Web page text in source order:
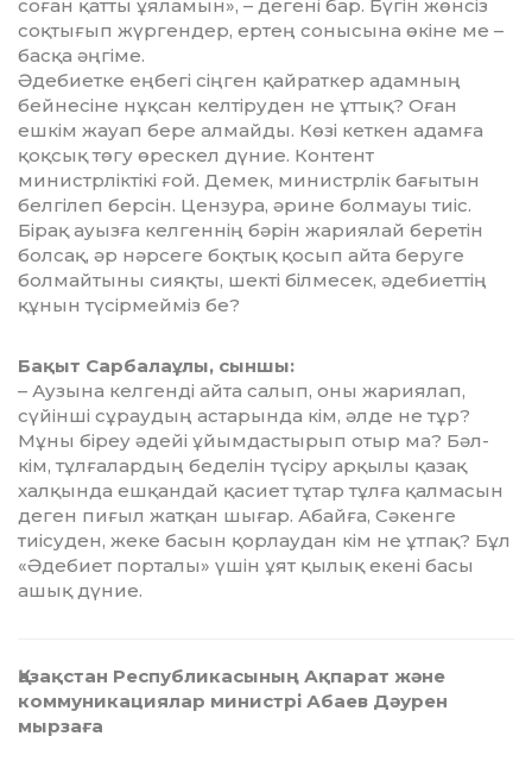
со­­ған қатты ұяламын», – де­ге­ні бар. Бүгін жөнсіз
соқты­ғып жүр­гендер, ертең сонысы­на өкі­не ме –
басқа әңгіме.
Әдебиетке еңбегі сіңген қай­раткер адамның
бейнесіне нұқсан келтіруден не ұттық? Оған
ешкім жауап бере алмайды. Көзі кеткен адамға
қоқ­сық төгу өрескел дүние. Контент
министрліктікі ғой. Демек, министрлік бағытын
белгілеп берсін. Цензура, әрине болмауы тиіс.
Бірақ ауызға келгеннің бәрін жа­рия­лай беретін
болсақ, әр нәр­сеге боқтық қосып айта беруге
болмайтыны сияқты, шекті білмесек, әдебиеттің
құ­нын түсірмейміз бе?
Бақыт Сарбалаұлы, сыншы:
– Аузына келгенді айта са­лып, оны жариялап,
сүйін­ші сұраудың астарында кім, әлде не тұр?
Мұны біреу әдейі ұйым­дастырып отыр ма? Бәл­­
кім, тұлғалардың беделін тү­сіру арқылы қазақ
халқын­да ешқандай қасиет тұтар тұл­ға қалмасын
деген пиғыл жат­­қан шығар. Абайға, Сәкен­ге
тиісуден, жеке басын қорлау­дан кім не ұтпақ? Бұл
«Әде­биет порталы» үшін ұят қы­лық екені басы
ашық дүние.
Қазақстан Республикасының Ақпарат және
коммуникациялар министрі Абаев Дәурен
мырзаға